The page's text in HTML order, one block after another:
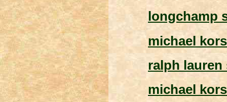
longchamp
michael
ralph
michael